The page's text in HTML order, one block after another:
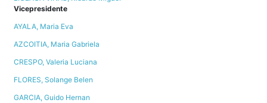
Vicepresidente
AYALA, Maria Eva
AZCOITIA, Maria Gabriela
CRESPO, Valeria Luciana
FLORES, Solange Belen
GARCIA, Guido Hernan